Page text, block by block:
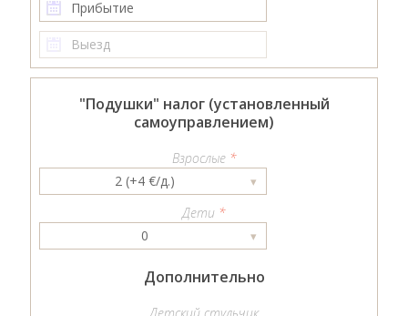
"Подушки" налог (установленный
самоуправлением)
Взрослые *
2 (+4 €/д.)
▾
Дети *
0
▾
Дополнительно
Детский стульчик